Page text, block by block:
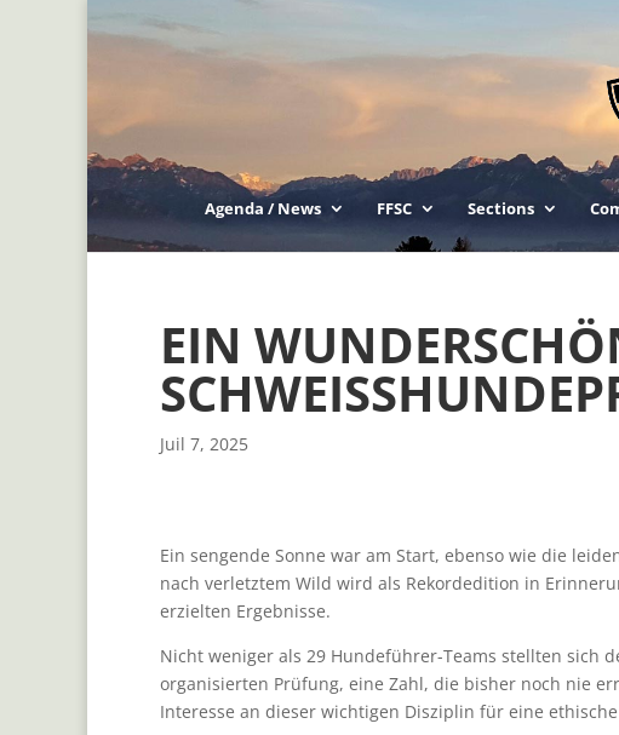
Agenda / News FFSC Sections
EIN
Juil 7, 2025
Ein sengende Sonne war am Start, ebenso wie die
nach verletztem Wild wird als Rekordedition in
erzielten Ergebnisse.
Nicht weniger als 29 Hundeführer-Teams stellten sich
organisierten Prüfung, eine Zahl, die bisher noch nie
Interesse an dieser wichtigen Disziplin für eine